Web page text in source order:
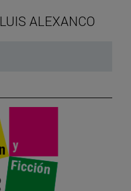
ALEXANCO